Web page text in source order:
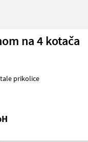
na 4 kotača
prikolice